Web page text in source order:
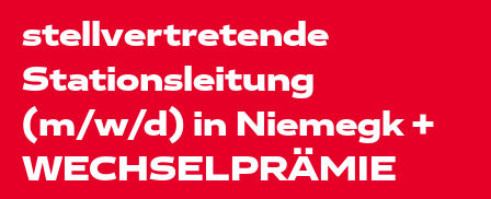
stellvertretende
Stationsleitung
(m/w/d) in Niemegk +
WECHSELPRÄMIE